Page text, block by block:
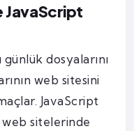
JavaScript
dosyalarını
web sitesini
JavaScript
web sitelerinde